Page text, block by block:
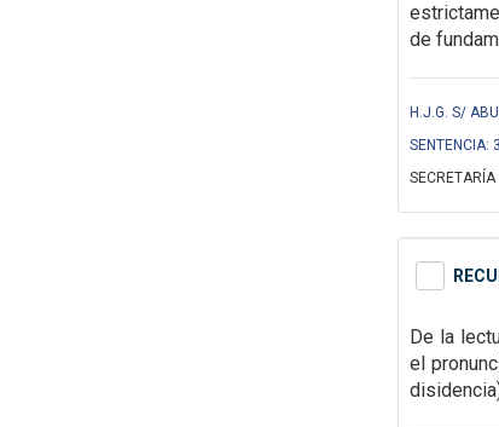
de
H.J.G. S/
SENTENCIA:
De la
el